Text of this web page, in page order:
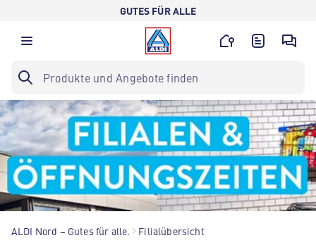
GUTES FÜR ALLE
ALDI Nord – Gutes für alle. Filialübersicht